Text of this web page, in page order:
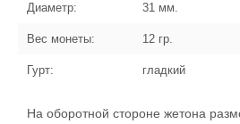
Диаметр: 31 мм.
Вес монеты: 12 гр.
Гурт: гладкий
На оборотной стороне жетона